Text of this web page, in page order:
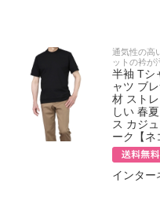
通気性の高
ットの衿が
半袖 Tシ
ャツ ブ
材 スト
しい 春
ス カジ
ーク【ネ
インター